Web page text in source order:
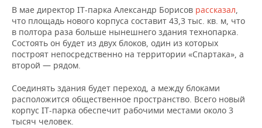
В мае директор IT-парка Александр Борисов рассказал,
что площадь нового корпуса составит 43,3 тыс. кв. м, что
в полтора раза больше нынешнего здания технопарка.
Состоять он будет из двух блоков, один из которых
построят непосредственно на территории «Спартака», а
второй — рядом.
Соединять здания будет переход, а между блоками
расположится общественное пространство. Всего новый
корпус IT-парка обеспечит рабочими местами около 3
тысяч человек.